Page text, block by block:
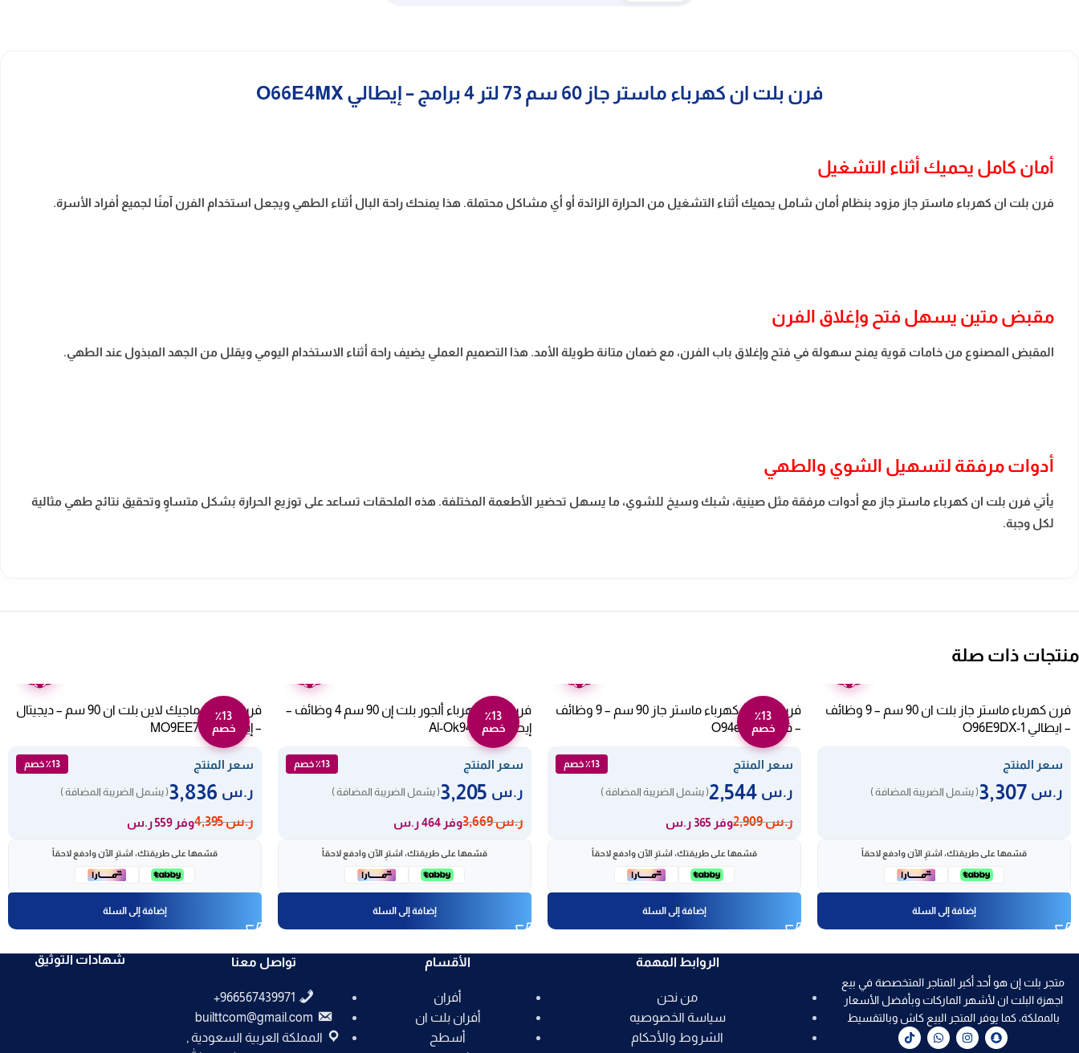
فرن بلت ان كهرباء ماستر جاز 60 سم 73 لتر 4 برامج – إيطالي O66E4MX
أمان كامل يحميك أثناء التشغيل
فرن بلت ان كهرباء ماستر جاز مزود بنظام أمان شامل يحميك أثناء التشغيل من الحرارة الزائدة أو أي مشاكل محتملة. هذا يمنحك راحة البال أثناء الطهي ويجعل استخدام الفرن آمنًا لجميع أفراد الأسرة.
مقبض متين يسهل فتح وإغلاق الفرن
المقبض المصنوع من خامات قوية يمنح سهولة في فتح وإغلاق باب الفرن، مع ضمان متانة طويلة الأمد. هذا التصميم العملي يضيف راحة أثناء الاستخدام اليومي ويقلل من الجهد المبذول عند الطهي.
أدوات مرفقة لتسهيل الشوي والطهي
يأتي فرن بلت ان كهرباء ماستر جاز مع أدوات مرفقة مثل صينية، شبك وسيخ للشوي، ما يسهل تحضير الأطعمة المختلفة. هذه الملحقات تساعد على توزيع الحرارة بشكل متساوٍ وتحقيق نتائج طهي مثالية
لكل وجبة.
منتجات ذات صلة
فرن كهرباء ماستر جاز بلت ان 90 سم – 9 وظائف
– ايطالي O96E9DX-1
سعر المنتج
ر.س ( يشمل الضريبة المضافة )
قسّمها على طريقتك، اشترِ الآن وادفع لاحقاً
إضافة إلى السلة
٪13
خصم
فرن بلت ان كهرباء ماستر جاز 90 سم – 9 وظائف
– فضي O94e9dx
سعر المنتج ٪13 خصم
ر.س ( يشمل الضريبة المضافة )
ر.س2,909 وفر 365 ر.س
قسّمها على طريقتك، اشترِ الآن وادفع لاحقاً
إضافة إلى السلة
٪13
خصم
فرن غاز وكهرباء ألجور بلت إن 90 سم 4 وظائف –
إيطالي Al-Ok94Gex
سعر المنتج ٪13 خصم
ر.س ( يشمل الضريبة المضافة )
ر.س3,669 وفر 464 ر.س
قسّمها على طريقتك، اشترِ الآن وادفع لاحقاً
إضافة إلى السلة
٪13
خصم
فرن كهرباء ماجيك لاين بلت ان 90 سم – ديجيتال
– إيطالي MO9EE7 SL
سعر المنتج ٪13 خصم
ر.س ( يشمل الضريبة المضافة )
ر.س4,395 وفر 559 ر.س
قسّمها على طريقتك، اشترِ الآن وادفع لاحقاً
إضافة إلى السلة
متجر بلت إن هو أحد أكبر المتاجر المتخصصة في بيع
اجهزة البلت ان لأشهر الماركات وبأفضل الأسعار
بالمملكة، كما يوفر المتجر البيع كاش وبالتقسيط
الروابط المهمة
من نحن
سياسة الخصوصيه
الشروط والأحكام
الأقسام
أفران
أفران بلت ان
أسطح
تواصل معنا
builttcom@gmail.com
المملكة العربية السعودية ,
شهادات التوثيق